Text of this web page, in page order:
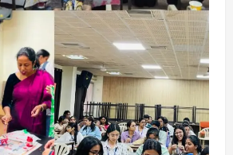
August 7, 2026
छत्तीसगढ़ राज्य लाइफ स्टाइल
मोहला-मानपुर में फिर बाघ की दस्तक, बैल पर
हमले से ग्रामीणों में दहशत
August 7, 2026